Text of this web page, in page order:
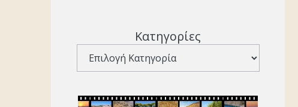
Κατηγορίες